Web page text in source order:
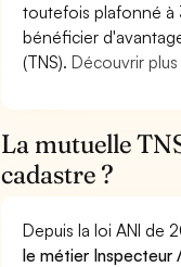
toutefois plafonné à
bénéficier
(TNS).Découvrir plus
La mutuelle
cadastre ?
Depuis la loi ANI de
le métier Inspecteur